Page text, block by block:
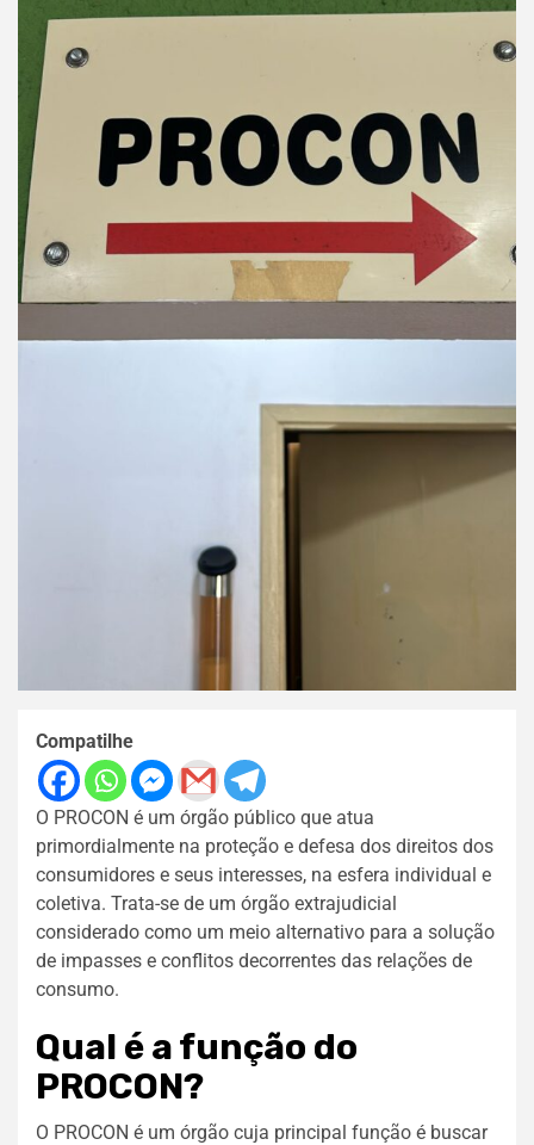
Compatilhe
O PROCON é um órgão público que atua
primordialmente na proteção e defesa dos direitos dos
consumidores e seus interesses, na esfera individual e
coletiva. Trata-se de um órgão extrajudicial
considerado como um meio alternativo para a solução
de impasses e conflitos decorrentes das relações de
consumo.
Qual é a função do
PROCON?
O PROCON é um órgão cuja principal função é buscar